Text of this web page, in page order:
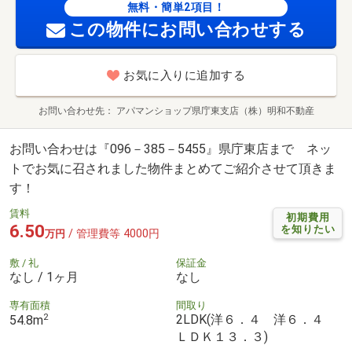
無料・簡単2項目！
この物件にお問い合わせする
お気に入りに追加する
お問い合わせ先 アパマンショップ県庁東支店（株）明和不動産
お問い合わせは『096－385－5455』県庁東店まで ネッ
トでお気に召されました物件まとめてご紹介させて頂きま
す！
初期費用
を知りたい
賃料
6.50万円 / 管理費等 4000円
敷 / 礼
なし / 1ヶ月
保証金
なし
専有面積
54.8m2
間取り
2LDK(洋６．４ 洋６．４
ＬＤＫ１３．３)